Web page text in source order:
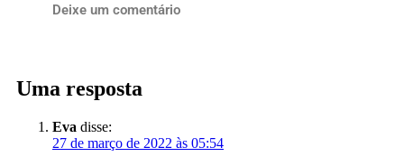
Deixe um comentário
Uma resposta
Eva disse:
27 de março de 2022 às 05:54